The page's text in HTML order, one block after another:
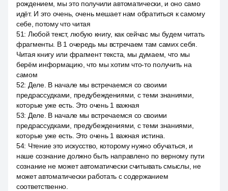
рождением, мы это получили автоматически, и оно само
идёт. И это очень, очень мешает нам обратиться к самому
себе, потому что читая
51: Любой текст, любую книгу, как сейчас мы будем читать
фрагменты. В 1 очередь мы встречаем там самих себя.
Читая книгу или фрагмент текста, мы думаем, что мы
берём информацию, что мы хотим что-то получить на
самом
52: Деле. В начале мы встречаемся со своими
предрассудками, предубеждениями, с теми знаниями,
которые уже есть. Это очень 1 важная
53: Деле. В начале мы встречаемся со своими
предрассудками, предубеждениями, с теми знаниями,
которые уже есть. Это очень 1 важная истина.
54: Чтение это искусство, которому нужно обучаться, и
наше сознание должно быть направлено по верному пути
сознание не может автоматически считывать смыслы, не
может автоматически работать с содержанием
соответственно.